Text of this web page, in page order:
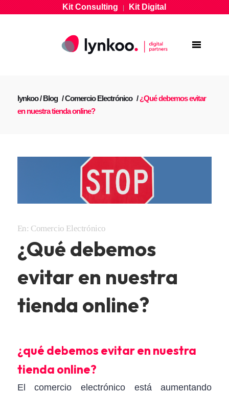
Kit Consulting|Kit Digital
lynkoo/Blog /Comercio Electrónico /¿Qué debemos evitar
en nuestra tienda online?
En: Comercio Electrónico
¿Qué debemos
evitar en nuestra
tienda online?
¿qué debemos evitar en nuestra
tienda online?
El comercio electrónico está aumentando